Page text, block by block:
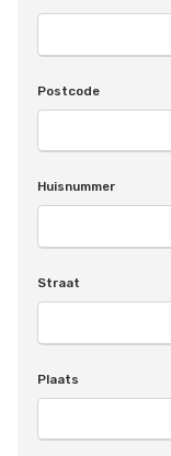
Postcode
Huisnummer
Straat
Plaats